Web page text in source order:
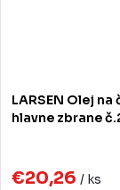
LARSEN Olej na
hlavne zbrane
€20,26 / ks